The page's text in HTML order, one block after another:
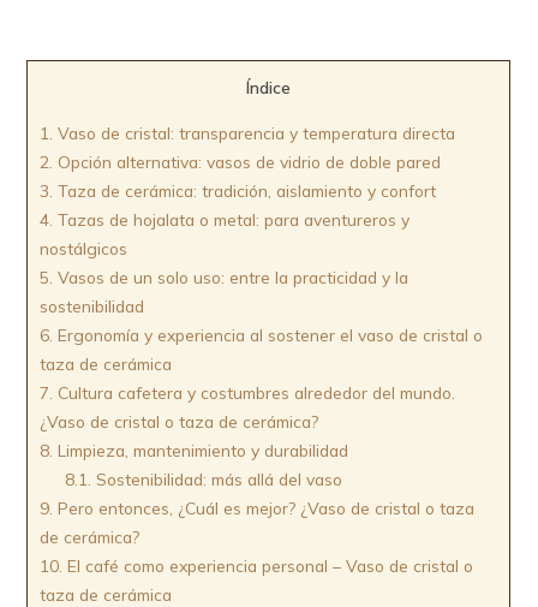
Índice
1. Vaso de cristal: transparencia y temperatura directa
2. Opción alternativa: vasos de vidrio de doble pared
3. Taza de cerámica: tradición, aislamiento y confort
4. Tazas de hojalata o metal: para aventureros y
nostálgicos
5. Vasos de un solo uso: entre la practicidad y la
sostenibilidad
6. Ergonomía y experiencia al sostener el vaso de cristal o
taza de cerámica
7. Cultura cafetera y costumbres alrededor del mundo.
¿Vaso de cristal o taza de cerámica?
8. Limpieza, mantenimiento y durabilidad
8.1.
Sostenibilidad: más allá del vaso
9. Pero entonces, ¿Cuál es mejor? ¿Vaso de cristal o taza
de cerámica?
10. El café como experiencia personal – Vaso de cristal o
taza de cerámica